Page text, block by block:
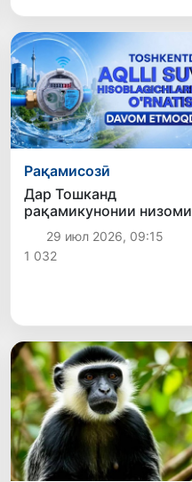
Рақамисозӣ
Дар Тошканд
рақамикунонии низоми
таъминоти об идома
дорад: қариб 175 ҳазор
ҳисобкунакҳои
29 июл 2026, 09:15
1 032